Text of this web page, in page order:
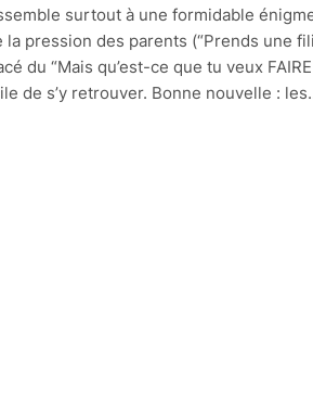
surtout à une formidable
la pression des parents (“Prends une
du “Mais qu’est-ce que tu veux
de s’y retrouver. Bonne nouvelle :